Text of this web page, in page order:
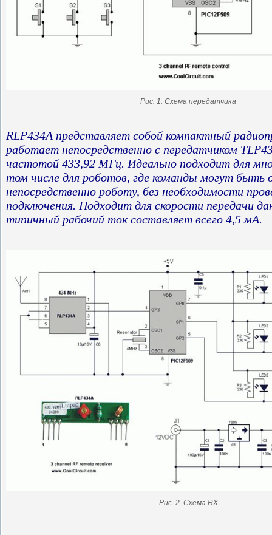
Рис. 1. Схема передатчика
RLP434A представляет собой компактный
работает непосредственно с передатчиком
частотой 433,92 МГц. Идеально подходит для
том числе для роботов, где команды могут быть
непосредственно роботу, без необходимости
подключения. Подходит для скорости передачи
типичный рабочий ток составляет всего 4,5 мА.
Рис. 2. Схема RX